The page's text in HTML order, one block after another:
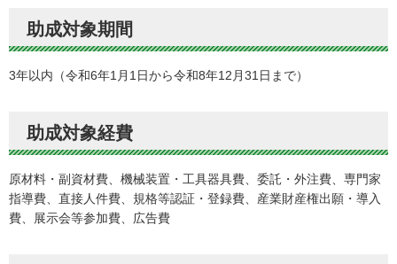
助成対象期間
3年以内（令和6年1月1日から令和8年12月31日まで）
助成対象経費
原材料・副資材費、機械装置・工具器具費、委託・外注費、専門家
指導費、直接人件費、規格等認証・登録費、産業財産権出願・導入
費、展示会等参加費、広告費